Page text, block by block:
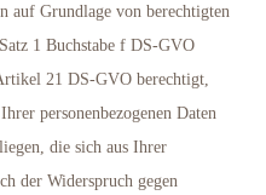
auf Grundlage von berechtigten
1 Buchstabe f DS-GVO
21 DS-GVO berechtigt,
personenbezogenen Daten
die sich aus Ihrer
der Widerspruch gegen